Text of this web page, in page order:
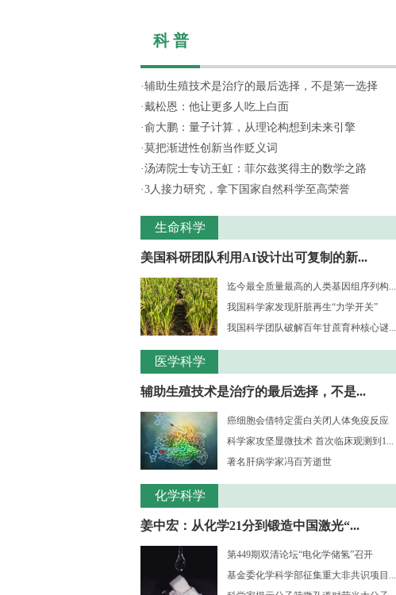
科 普
·辅助生殖技术是治疗的最后选择，不是第一选择
·戴松恩：他让更多人吃上白面
·俞大鹏：量子计算，从理论构想到未来引擎
·莫把渐进性创新当作贬义词
·汤涛院士专访王虹：菲尔兹奖得主的数学之路
·3人接力研究，拿下国家自然科学至高荣誉
生命科学
美国科研团队利用AI设计出可复制的新...
迄今最全质量最高的人类基因组序列构...
我国科学家发现肝脏再生“力学开关”
我国科学团队破解百年甘蔗育种核心谜...
医学科学
辅助生殖技术是治疗的最后选择，不是...
癌细胞会借特定蛋白关闭人体免疫反应
科学家攻坚显微技术 首次临床观测到1...
著名肝病学家冯百芳逝世
化学科学
姜中宏：从化学21分到锻造中国激光“...
第449期双清论坛“电化学储氢”召开
基金委化学科学部征集重大非共识项目...